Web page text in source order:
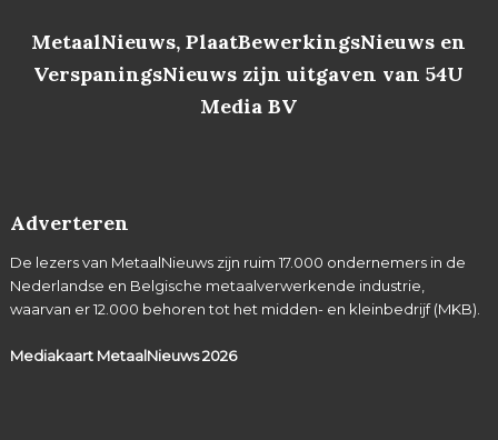
MetaalNieuws, PlaatBewerkingsNieuws en
VerspaningsNieuws zijn uitgaven van 54U
Media BV
Adverteren
De lezers van MetaalNieuws zijn ruim 17.000 ondernemers in de
Nederlandse en Belgische metaalverwerkende industrie,
waarvan er 12.000 behoren tot het midden- en kleinbedrijf (MKB).
Mediakaart MetaalNieuws2026